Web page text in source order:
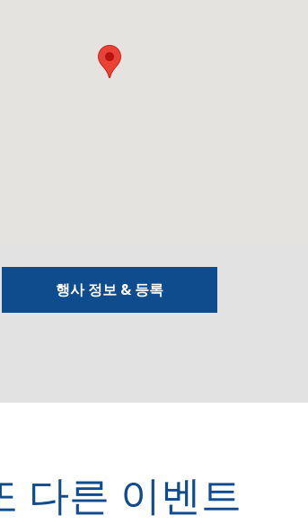
행사 정보 & 등록
다른 이벤트